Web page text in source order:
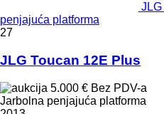
penjajuća platforma
27
JLG Toucan 12E Plus
5.000 € Bez PDV-a
Jarbolna penjajuća platforma